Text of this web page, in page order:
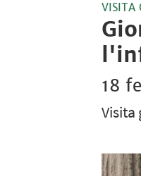
VISITA
18
Visita